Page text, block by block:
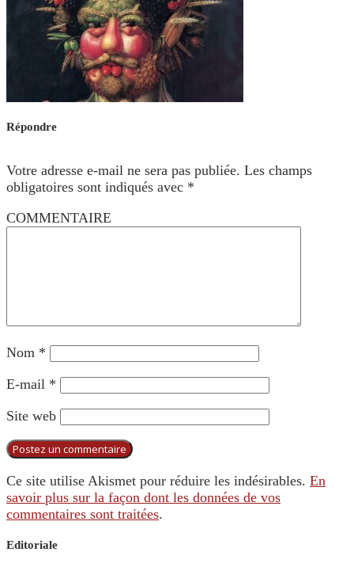
Répondre
Votre adresse e-mail ne sera pas publiée. Les champs
obligatoires sont indiqués avec *
COMMENTAIRE
Nom *
E-mail *
Site web
Ce site utilise Akismet pour réduire les indésirables. En
savoir plus sur la façon dont les données de vos
commentaires sont traitées.
Editoriale